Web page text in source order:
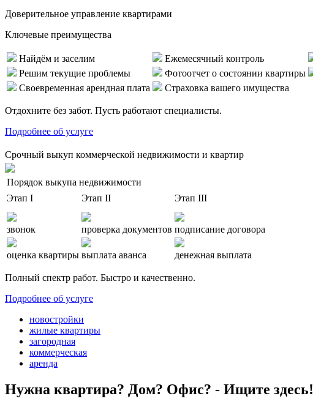
Доверительное управление квартирами
Ключевые преимущества
Найдём и заселим Ежемесячный контроль
Решим текущие проблемы
Фотоотчет о состоянии квартиры
Своевременная арендная плата
Страховка вашего имущества
Отдохните без забот. Пусть работают специалисты.
Подробнее об услуге
Срочный выкуп коммерческой недвижимости и квартир
Порядок выкупа недвижимости
Этап I
Этап II Этап III
звонок проверка документов подписание договора
оценка квартиры выплата аванса денежная выплата
Полный спектр работ. Быстро и качественно.
Подробнее об услуге
новостройки
жилые квартиры
загородная
коммерческая
аренда
Нужна квартира? Дом? Офис? - Ищите здесь!